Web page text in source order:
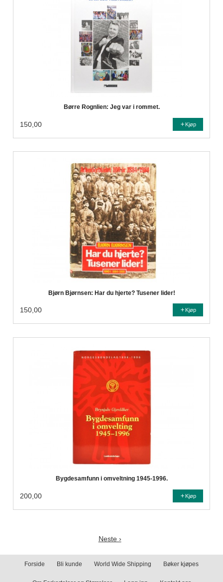
Børre Rognlien: Jeg var i rommet.
150,00 Kjøp
Bjørn Bjørnsen: Har du hjerte? Tusener lider!
150,00 Kjøp
Bygdesamfunn i omveltning 1945-1996.
200,00 Kjøp
Neste ›
Forside Bli kunde World Wide Shipping Bøker kjøpes